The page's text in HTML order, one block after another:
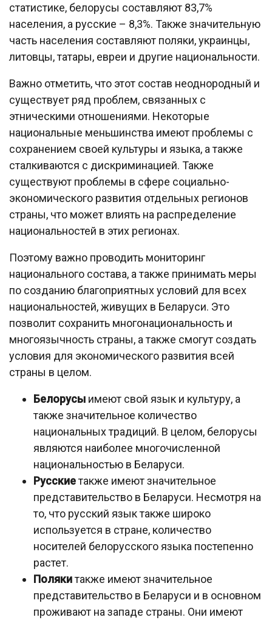
статистике, белорусы составляют 83,7%
населения, а русские – 8,3%. Также значительную
часть населения составляют поляки, украинцы,
литовцы, татары, евреи и другие национальности.
Важно отметить, что этот состав неоднородный и
существует ряд проблем, связанных с
этническими отношениями. Некоторые
национальные меньшинства имеют проблемы с
сохранением своей культуры и языка, а также
сталкиваются с дискриминацией. Также
существуют проблемы в сфере социально-
экономического развития отдельных регионов
страны, что может влиять на распределение
национальностей в этих регионах.
Поэтому важно проводить мониторинг
национального состава, а также принимать меры
по созданию благоприятных условий для всех
национальностей, живущих в Беларуси. Это
позволит сохранить многонациональность и
многоязычность страны, а также смогут создать
условия для экономического развития всей
страны в целом.
Белорусы имеют свой язык и культуру, а
также значительное количество
национальных традиций. В целом, белорусы
являются наиболее многочисленной
национальностью в Беларуси.
Русскиетакже имеют значительное
представительство в Беларуси. Несмотря на
то, что русский язык также широко
используется в стране, количество
носителей белорусского языка постепенно
растет.
Полякитакже имеют значительное
представительство в Беларуси и в основном
проживают на западе страны. Они имеют